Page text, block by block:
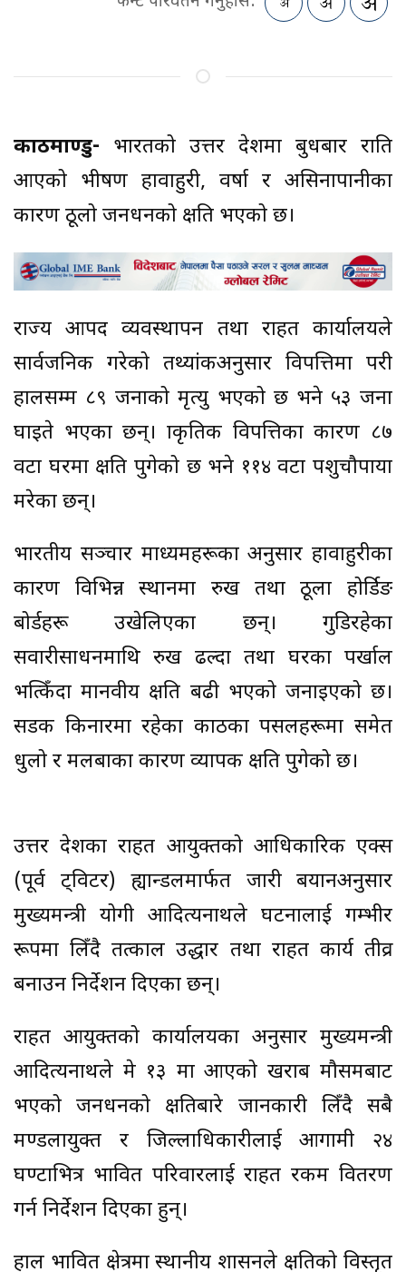
काठमाण्डु- भारतको उत्तर प्रदेशमा बुधबार राति
आएको भीषण हावाहुरी, वर्षा र असिनापानीका
कारण ठूलो जनधनको क्षति भएको छ।
राज्य आपद व्यवस्थापन तथा राहत कार्यालयले
सार्वजनिक गरेको तथ्यांकअनुसार विपत्तिमा परी
हालसम्म ८९ जनाको मृत्यु भएको छ भने ५३ जना
घाइते भएका छन्। प्राकृतिक विपत्तिका कारण ८७
वटा घरमा क्षति पुगेको छ भने ११४ वटा पशुचौपाया
मरेका छन्।
भारतीय सञ्चार माध्यमहरूका अनुसार हावाहुरीका
कारण विभिन्न स्थानमा रुख तथा ठूला होर्डिङ
बोर्डहरू उखेलिएका छन्। गुडिरहेका
सवारीसाधनमाथि रुख ढल्दा तथा घरका पर्खाल
भत्किँदा मानवीय क्षति बढी भएको जनाइएको छ।
सडक किनारमा रहेका काठका पसलहरूमा समेत
धुलो र मलबाका कारण व्यापक क्षति पुगेको छ।
उत्तर प्रदेशका राहत आयुक्तको आधिकारिक एक्स
(पूर्व ट्विटर) ह्यान्डलमार्फत जारी बयानअनुसार
मुख्यमन्त्री योगी आदित्यनाथले घटनालाई गम्भीर
रूपमा लिँदै तत्काल उद्धार तथा राहत कार्य तीव्र
बनाउन निर्देशन दिएका छन्।
राहत आयुक्तको कार्यालयका अनुसार मुख्यमन्त्री
आदित्यनाथले मे १३ मा आएको खराब मौसमबाट
भएको जनधनको क्षतिबारे जानकारी लिँदै सबै
मण्डलायुक्त र जिल्लाधिकारीलाई आगामी २४
घण्टाभित्र प्रभावित परिवारलाई राहत रकम वितरण
गर्न निर्देशन दिएका हुन्।
हाल प्रभावित क्षेत्रमा स्थानीय प्रशासनले क्षतिको विस्तृत